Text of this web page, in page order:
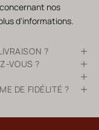
nos
d'informations.
?
VOUS ?
DE FIDÉLITÉ ?